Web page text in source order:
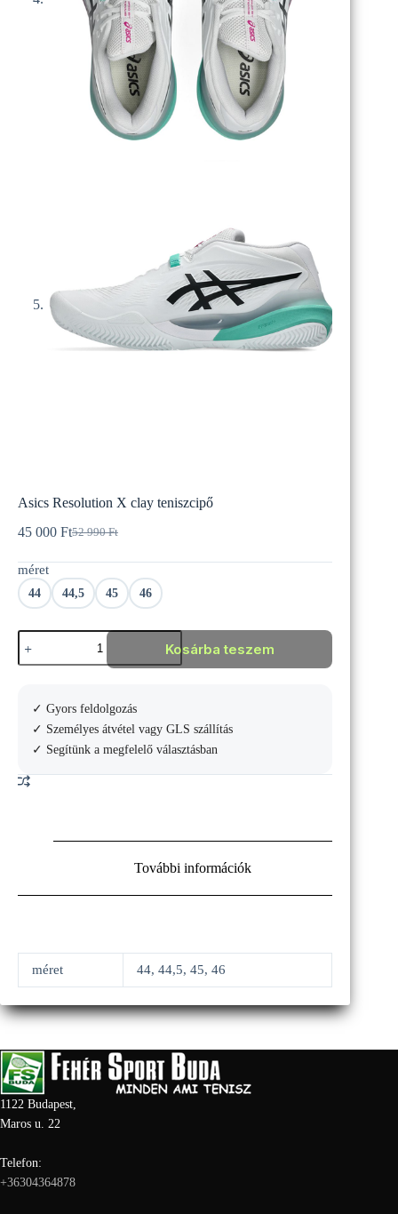
Asics Resolution X clay teniszcipő
52 990Ft
Original
52
990 Ft.
45 000 FtCurrent
45
000 Ft.
méret
44 44,5 45 46
Asics
Resolution
X
mennyiség
Kosárba teszem
✓ Gyors feldolgozás
✓ Személyes átvétel vagy GLS szállítás
✓ Segítünk a megfelelő választásban
További információk
méret 44, 44,5, 45, 46
1122 Budapest,
Maros u. 22
Telefon:
+36304364878